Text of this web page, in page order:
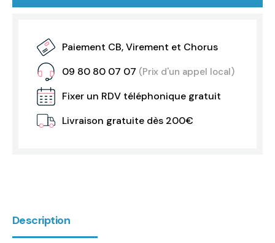
Paiement CB, Virement et Chorus
09 80 80 07 07 (Prix d'un appel local)
Fixer un RDV téléphonique gratuit
Livraison gratuite dès 200€
Description